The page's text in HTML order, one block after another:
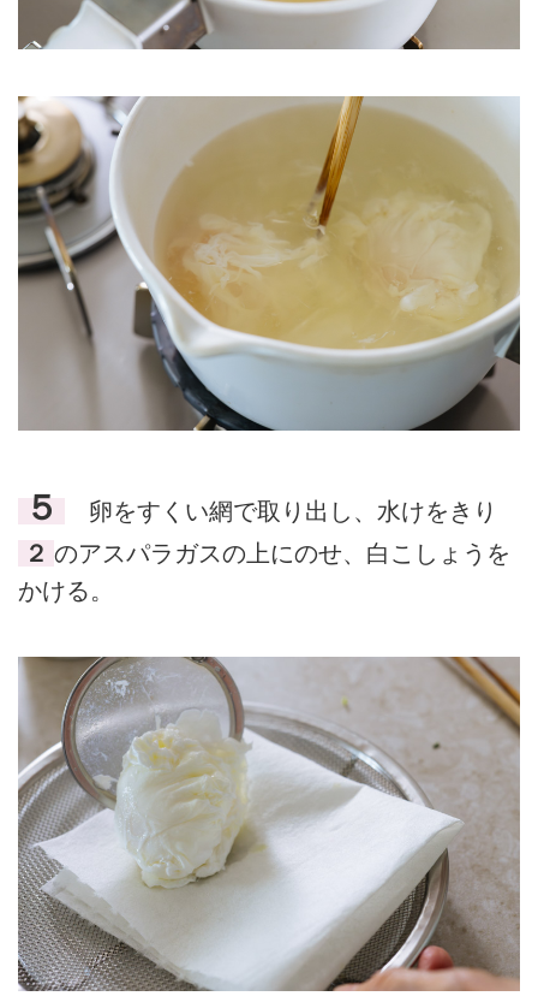
５
卵をすくい網で取り出し、水けをきり
２ のアスパラガスの上にのせ、白こしょうを
かける。